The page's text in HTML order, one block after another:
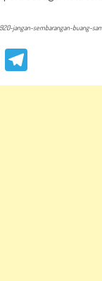
jangan-sembarangan-buang-
Pinterest